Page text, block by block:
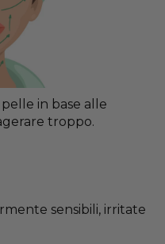
in base alle
troppo.
sensibili, irritate